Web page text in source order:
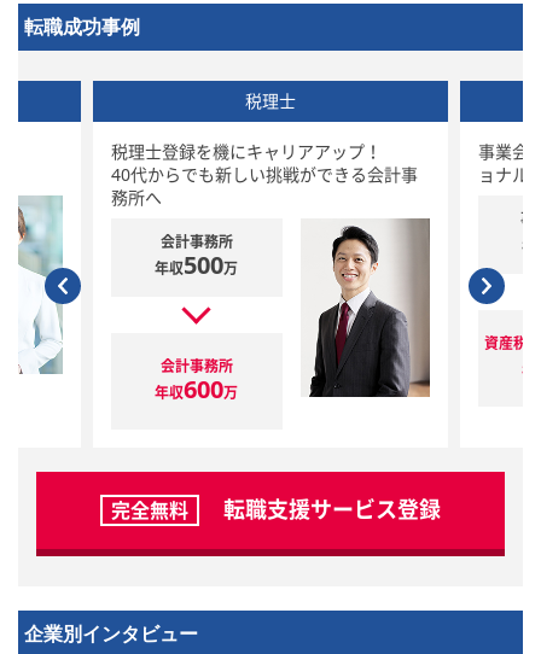
転職成功事例
税理士
税理士登録を機にキャリアアップ！
40代からでも新しい挑戦ができる会計事
務所へ
会計事務所
年収500万
会計事務所
年収600万
事業会
ョナル
事
年
資産税
年
完全無料 転職支援サービス登録
企業別インタビュー